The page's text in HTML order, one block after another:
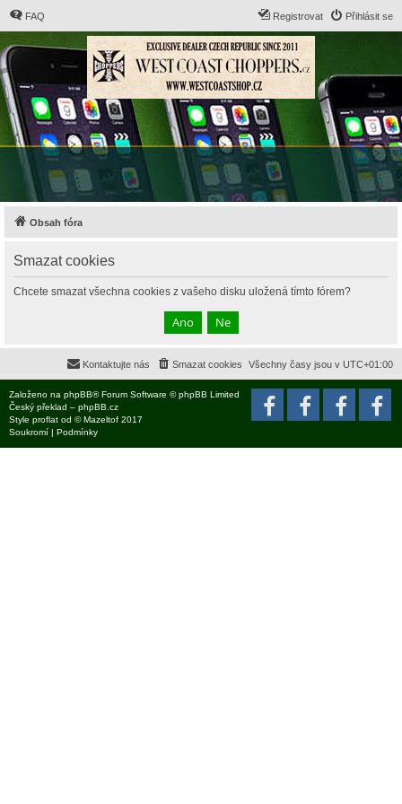
FAQ Přihlásit se
Registrovat
Obsah fóra
Smazat cookies
Chcete smazat všechna cookies z vašeho disku uložená tímto fórem?
Všechny časy jsou v UTC+01:00
Smazat cookies
Kontaktujte nás
Založeno na phpBB® Forum Software © phpBB Limited
Český překlad – phpBB.cz
Style proflat od ©Mazeltof 2017
Soukromí | Podmínky